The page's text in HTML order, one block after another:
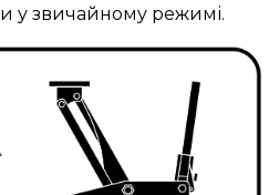
у звичайному режимі.